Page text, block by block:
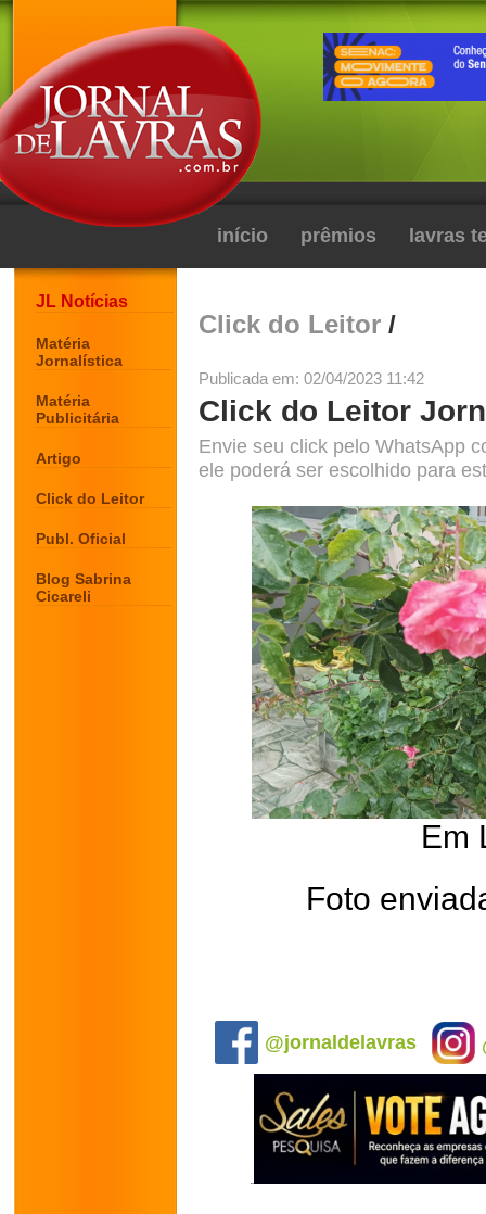
início prêmios lavras
JL Notícias
Matéria
Jornalística
Matéria
Publicitária
Artigo
Click do Leitor
Publ. Oficial
Blog Sabrina
Cicareli
Click do Leitor /
Publicada em: 02/04/2023 11:42
Click do Leitor
Envie seu click pelo WhatsApp
ele poderá ser escolhido para
Em
Foto
@jornaldelavras